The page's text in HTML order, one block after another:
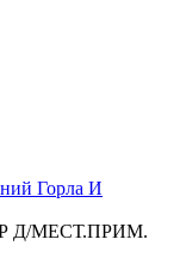
Горла И
Д/МЕСТ.ПРИМ.